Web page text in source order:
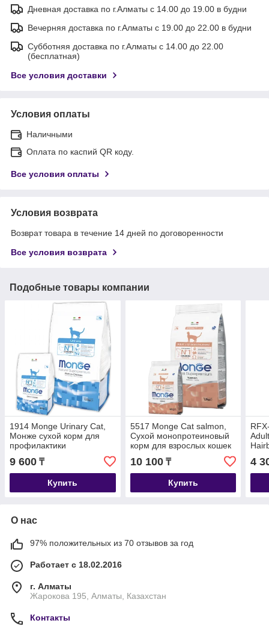
Дневная доставка по г.Алматы с 14.00 до 19.00 в будни
Вечерняя доставка по г.Алматы с 19.00 до 22.00 в будни
Субботняя доставка по г.Алматы с 14.00 до 22.00
(бесплатная)
Все условия доставки
Условия оплаты
Наличными
Оплата по каспий QR коду.
Все условия оплаты
Условия возврата
Возврат товара в течение 14 дней по договоренности
Все условия возврата
Подобные товары компании
1914 Monge Urinary Cat,
Монже сухой корм для
профилактики
мочекаменной болезни
кошек, уп. 1,5кг.
9 600 ₸
Купить
5517 Monge Сat salmon,
Сухой монопротеиновый
корм для взрослых кошек
с лососем, уп1,5 кг.
10 100₸
Купить
4
О нас
97% положительных из 70 отзывов за год
Работает с 18.02.2016
г. Алматы
Жарокова 195, Алматы, Казахстан
Контакты